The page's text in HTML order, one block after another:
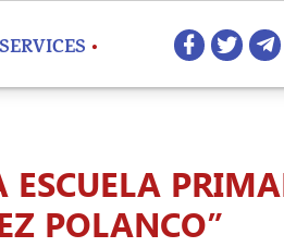
SERVICES
POLANCO”